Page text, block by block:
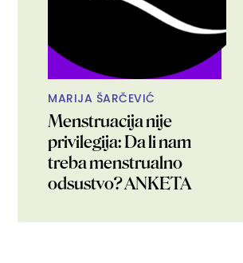
MARIJA ŠARČEVIĆ
Menstruacija nije
privilegija: Da li nam
treba menstrualno
odsustvo? ANKETA